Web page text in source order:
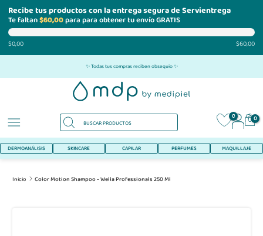
Recibe tus productos con la entrega segura de Servientrega
Te faltan$60,00para para obtener tu envío GRATIS
$0,00 $60,00
al
✨ Todas tus compras reciben obsequio ✨
0 0
DERMOANÁLISIS SKINCARE CAPILAR PERFUMES MAQUILLAJE
Inicio Color Motion Shampoo - Wella Professionals 250 Ml